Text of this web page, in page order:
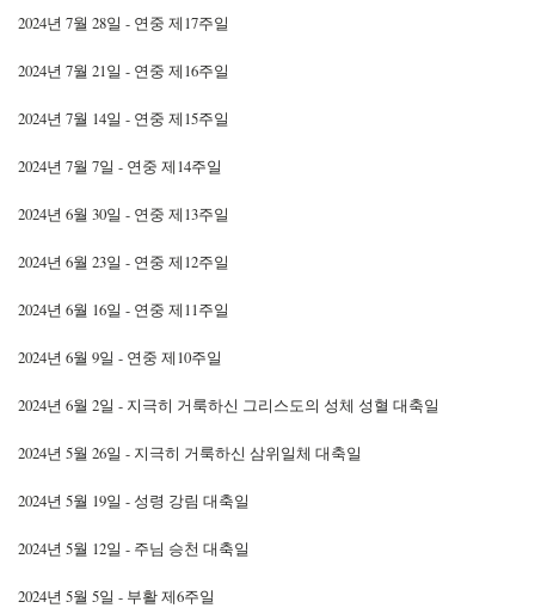
2024년 7월 28일 - 연중 제17주일
2024년 7월 21일 - 연중 제16주일
2024년 7월 14일 - 연중 제15주일
2024년 7월 7일 - 연중 제14주일
2024년 6월 30일 - 연중 제13주일
2024년 6월 23일 - 연중 제12주일
2024년 6월 16일 - 연중 제11주일
2024년 6월 9일 - 연중 제10주일
2024년 6월 2일 - 지극히 거룩하신 그리스도의 성체 성혈 대축일
2024년 5월 26일 - 지극히 거룩하신 삼위일체 대축일
2024년 5월 19일 - 성령 강림 대축일
2024년 5월 12일 - 주님 승천 대축일
2024년 5월 5일 - 부활 제6주일